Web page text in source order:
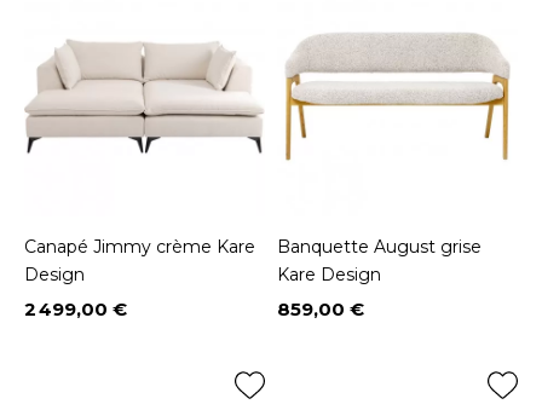
Canapé Jimmy crème Kare
Design
Prix
2 499,00 €
Banquette August grise
Kare Design
Prix
859,00 €